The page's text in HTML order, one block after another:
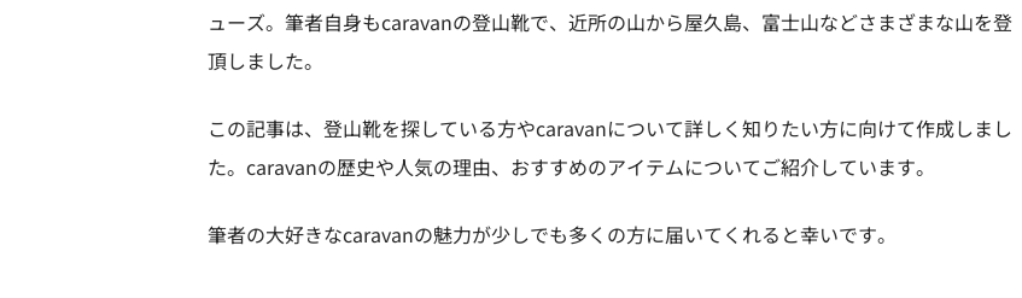
ューズ。筆者自身もcaravanの登山靴で、近所の山から屋久島、富士山などさまざまな山を登
頂しました。
この記事は、登山靴を探している方やcaravanについて詳しく知りたい方に向けて作成しまし
た。caravanの歴史や人気の理由、おすすめのアイテムについてご紹介しています。
筆者の大好きなcaravanの魅力が少しでも多くの方に届いてくれると幸いです。